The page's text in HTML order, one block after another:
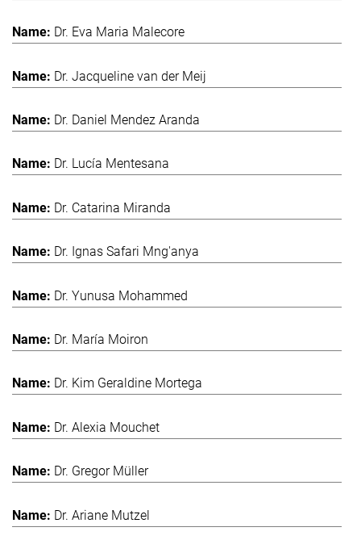
Dr. Eva Maria Malecore
Dr. Jacqueline van der Meij
Dr. Daniel Mendez Aranda
Dr. Lucía Mentesana
Dr. Catarina Miranda
Dr. Ignas Safari Mng'anya
Dr. Yunusa Mohammed
Dr. María Moiron
Dr. Kim Geraldine Mortega
Dr. Alexia Mouchet
Dr. Gregor Müller
Dr. Ariane Mutzel